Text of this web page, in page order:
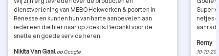
dienstverlening van MEBO Hekwerken & poorten in
Renesse en kunnen hun van harte aanbevelen aan
iedereen die hier naar op zoek is. Bedankt voor de
snelle en goede service heren.
Nikita Van Gaal op Google
Super
netjes en
Remy
10-10-